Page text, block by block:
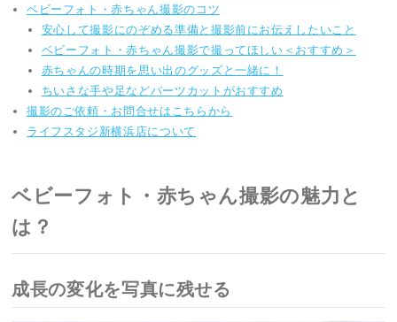
ベビーフォト・赤ちゃん撮影のコツ
安心して撮影にのぞめる準備と撮影前にお伝えしたいこと
ベビーフォト・赤ちゃん撮影で撮ってほしい＜おすすめ＞
赤ちゃんの時期を思い出のグッズと一緒に！
ちいさな手や足などパーツカットがおすすめ
撮影のご依頼・お問合せはこちらから
ライフスタジ新横浜店について
ベビーフォト・赤ちゃん撮影の魅力と
は？
成長の変化を写真に残せる